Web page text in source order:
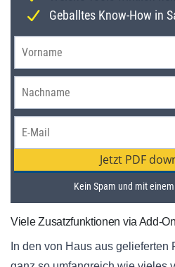
Viele Zusatzfunktionen via Add-
In den von Haus aus gelieferten